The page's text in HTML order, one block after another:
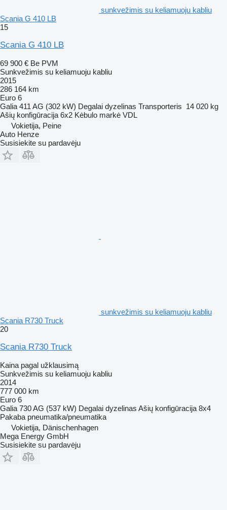
sunkvežimis su keliamuoju kabliu
Scania G 410 LB
15
Scania G 410 LB
69 900 € Be PVM
Sunkvežimis su keliamuoju kabliu
2015
286 164 km
Euro 6
Galia 411 AG (302 kW) Degalai dyzelinas Transporteris 14 020 kg
Ašių konfigūracija 6x2 Kėbulo markė VDL
Vokietija, Peine
Auto Henze
Susisiekite su pardavėju
sunkvežimis su keliamuoju kabliu
Scania R730 Truck
20
Scania R730 Truck
Kaina pagal užklausimą
Sunkvežimis su keliamuoju kabliu
2014
777 000 km
Euro 6
Galia 730 AG (537 kW) Degalai dyzelinas Ašių konfigūracija 8x4
Pakaba pneumatika/pneumatika
Vokietija, Dänischenhagen
Mega Energy GmbH
Susisiekite su pardavėju